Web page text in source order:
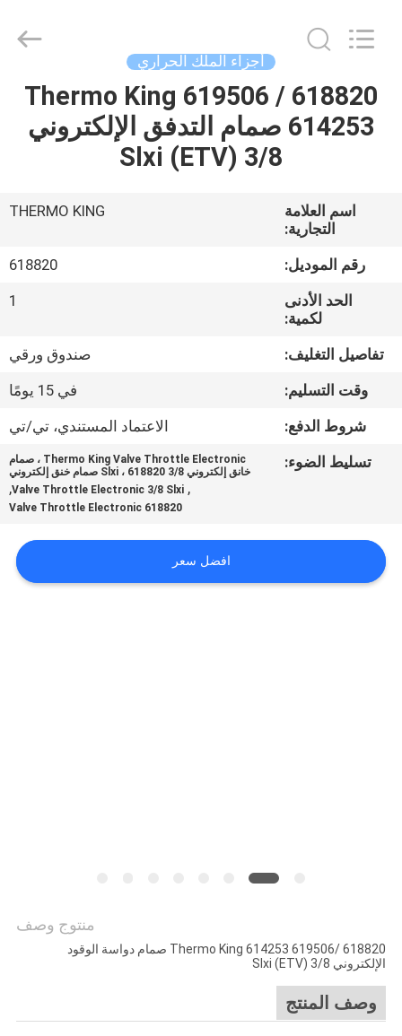
المنزل
حولنا
جولة
مراقبة
الجودة
اتصل
أخبار
INDUSTRY
Reserved.
أجزاء الملك الحراري
618820 / 619506 Thermo King
614253 صمام التدفق الإلكتروني
3/8 Slxi (ETV)
اسم العلامة
التجارية:
THERMO KING
رقم الموديل:
618820
الحد الأدنى
لكمية:
1
تفاصيل التغليف:
صندوق ورقي
وقت التسليم:
في 15 يومًا
شروط الدفع:
الاعتماد المستندي، تي/تي
تسليط الضوء:
Thermo King Valve Throttle Electronic ، صمام
خانق إلكتروني 3/8 Slxi ، 618820 صمام خنق إلكتروني
,
Valve Throttle Electronic 3/8 Slxi
,
618820 Valve Throttle Electronic
افضل سعر
منتوج وصف
618820 /619506 Thermo King 614253 صمام دواسة الوقود
الإلكتروني 3/8 Slxi (ETV)
وصف المنتج